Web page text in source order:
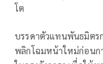
โต
บรรดาตัวแทนพันธมิตร
พลิกโฉมหน้าใหม่ก่อน